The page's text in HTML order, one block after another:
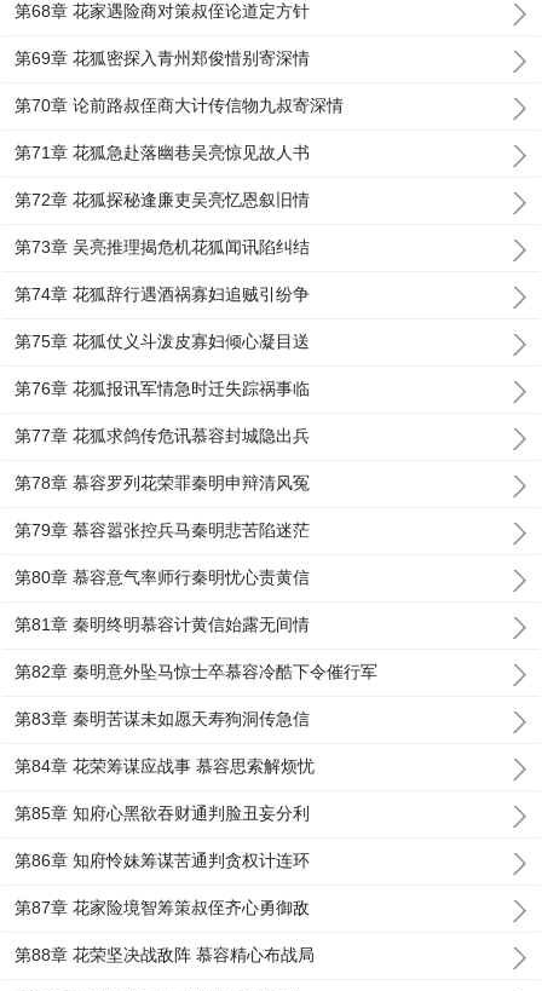
第68章 花家遇险商对策叔侄论道定方针
第69章 花狐密探入青州郑俊惜别寄深情
第70章 论前路叔侄商大计传信物九叔寄深情
第71章 花狐急赴落幽巷吴亮惊见故人书
第72章 花狐探秘逢廉吏吴亮忆恩叙旧情
第73章 吴亮推理揭危机花狐闻讯陷纠结
第74章 花狐辞行遇酒祸寡妇追贼引纷争
第75章 花狐仗义斗泼皮寡妇倾心凝目送
第76章 花狐报讯军情急时迁失踪祸事临
第77章 花狐求鸽传危讯慕容封城隐出兵
第78章 慕容罗列花荣罪秦明申辩清风冤
第79章 慕容嚣张控兵马秦明悲苦陷迷茫
第80章 慕容意气率师行秦明忧心责黄信
第81章 秦明终明慕容计黄信始露无间情
第82章 秦明意外坠马惊士卒慕容冷酷下令催行军
第83章 秦明苦谋未如愿天寿狗洞传急信
第84章 花荣筹谋应战事 慕容思索解烦忧
第85章 知府心黑欲吞财通判脸丑妄分利
第86章 知府怜妹筹谋苦通判贪权计连环
第87章 花家险境智筹策叔侄齐心勇御敌
第88章 花荣坚决战敌阵 慕容精心布战局